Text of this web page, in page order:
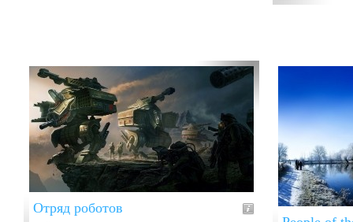
Отряд роботов